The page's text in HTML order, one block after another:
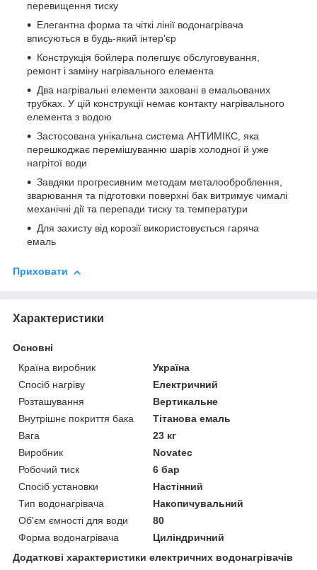
перевищення тиску
Елегантна форма та чіткі лінії водонагрівача
вписуються в будь-який інтер'єр
Конструкція бойлера полегшує обслуговування,
ремонт і заміну нагрівального елемента
Два нагрівальні елементи заховані в емальованих
трубках. У цій конструкції немає контакту нагрівального
елемента з водою
Застосована унікальна система АНТИМІКС, яка
перешкоджає перемішуванню шарів холодної й уже
нагрітої води
Завдяки прогресивним методам металооброблення,
зварювання та підготовки поверхні бак витримує чималі
механічні дії та перепади тиску та температури
Для захисту від корозії використовується гаряча
емаль
Приховати
Характеристики
Основні
Країна виробник
Україна
Спосіб нагріву
Електричний
Розташування
Вертикальне
Внутрішнє покриття бака
Тітанова емаль
Вага
23 кг
Виробник
Novatec
Робочий тиск
6 бар
Спосіб установки
Настінний
Тип водонагрівача
Накопичувальний
Об'єм ємності для води
80
Форма водонагрівача
Циліндричний
Додаткові характеристики електричних водонагрівачів